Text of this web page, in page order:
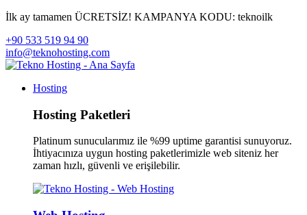
İlk ay tamamen ÜCRETSİZ! KAMPANYA KODU: teknoilk
+90 533 519 94 90
info@teknohosting.com
Hosting
Hosting Paketleri
Platinum sunucularımız ile %99 uptime garantisi sunuyoruz.
İhtiyacınıza uygun hosting paketlerimizle web siteniz her
zaman hızlı, güvenli ve erişilebilir.